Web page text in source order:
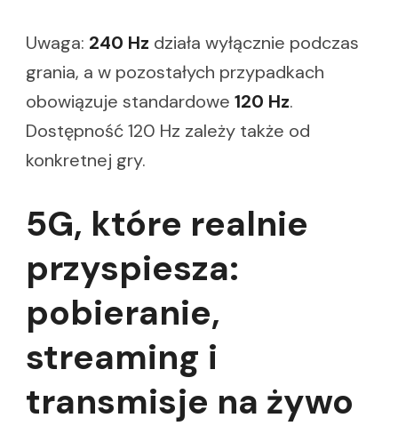
Uwaga: 240 Hz działa wyłącznie podczas
grania, a w pozostałych przypadkach
obowiązuje standardowe 120 Hz.
Dostępność 120 Hz zależy także od
konkretnej gry.
5G, które realnie
przyspiesza:
pobieranie,
streaming i
transmisje na żywo